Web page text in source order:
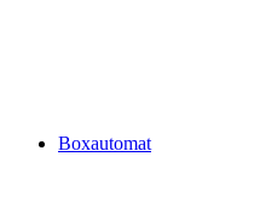
Boxautomat